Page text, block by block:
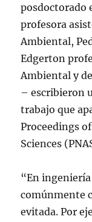
posdoctorado
profesora
Ambiental,
Edgerton
Ambiental y
– escribieron
trabajo que
Proceedings
Sciences
“En
comúnmente
evitada. Por